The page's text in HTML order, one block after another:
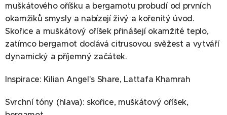
muškátového oříšku a bergamotu probudí od prvních
okamžiků smysly a nabízejí živý a kořenitý úvod.
Skořice a muškátový oříšek přinášejí okamžité teplo,
zatímco bergamot dodává citrusovou svěžest a vytváří
dynamický a příjemný začátek.
Inspirace: Kilian Angel's Share, Lattafa Khamrah
Svrchní tóny (hlava): skořice, muškátový oříšek,